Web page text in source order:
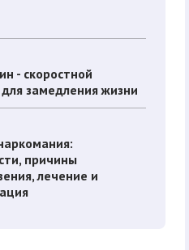
- скоростной
замедления жизни
причины
лечение и